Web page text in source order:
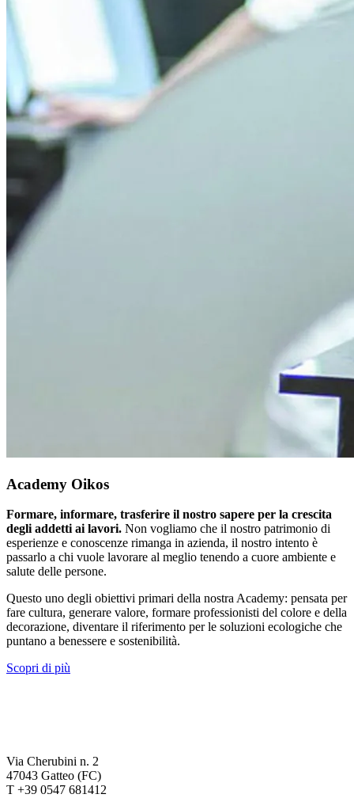
Academy Oikos
Formare, informare, trasferire il nostro sapere per la crescita
degli addetti ai lavori. Non vogliamo che il nostro patrimonio di
esperienze e conoscenze rimanga in azienda, il nostro intento è
passarlo a chi vuole lavorare al meglio tenendo a cuore ambiente e
salute delle persone.
Questo uno degli obiettivi primari della nostra Academy: pensata per
fare cultura, generare valore, formare professionisti del colore e della
decorazione, diventare il riferimento per le soluzioni ecologiche che
puntano a benessere e sostenibilità.
Scopri di più
Via Cherubini n. 2
47043 Gatteo (FC)
T +39 0547 681412